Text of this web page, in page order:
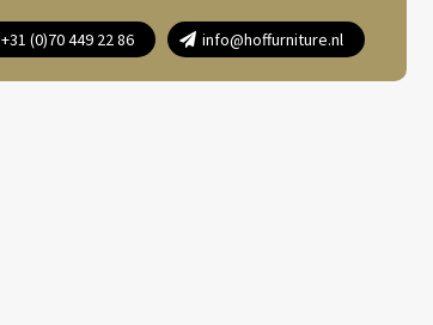
+31 (0)70 449 22 86 info@hoffurniture.nl